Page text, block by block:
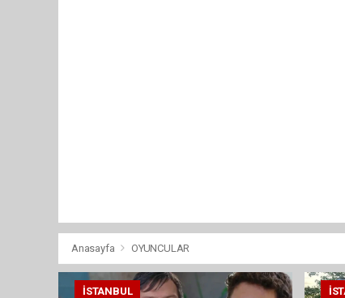
Anasayfa OYUNCULAR
İSTANBUL